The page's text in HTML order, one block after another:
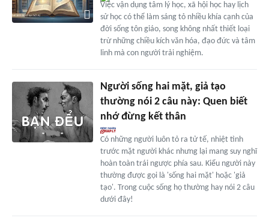
Việc vận dụng tâm lý học, xã hội học hay lịch
sử học có thể làm sáng tỏ nhiều khía cạnh của
đời sống tôn giáo, song không nhất thiết loại
trừ những chiều kích văn hóa, đạo đức và tâm
linh mà con người trải nghiệm.
Người sống hai mặt, giả tạo
thường nói 2 câu này: Quen biết
nhớ đừng kết thân
Có những người luôn tỏ ra tử tế, nhiệt tình
trước mặt người khác nhưng lại mang suy nghĩ
hoàn toàn trái ngược phía sau. Kiểu người này
thường được gọi là 'sống hai mặt' hoặc 'giả
tạo'. Trong cuộc sống họ thường hay nói 2 câu
dưới đây!